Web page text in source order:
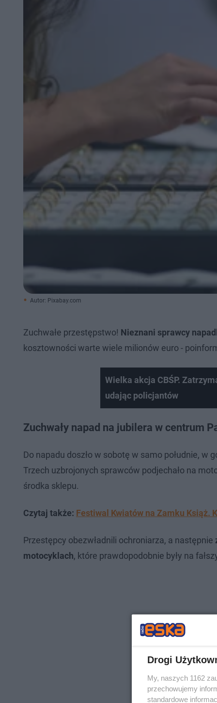
Autor: Pixabay.com
Zuchwałe przestępstwo! Nieznani sprawcy
kosztowności warte wiele milionów euro -
Wielka akcja CBŚP.
udając policjantów
Zuchwały napad na jubilera w centrum
Do napadu doszło w sobotę w samo południe, w
Trzech uzbrojonych sprawców podjechało na
środka sklepu.
Czytaj także: Festiwal Kwiatów na Zamku Książ.
Przestępcy obezwładnili ochroniarza, a następnie
motocyklach, które prawdopodobnie były na
Drogi
My, naszych 1162
przechowujemy
standardowe